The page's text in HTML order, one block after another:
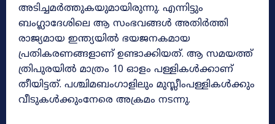
അടിച്ചമർത്തുകയുമായിരുന്നു. എന്നിട്ടും
ബംഗ്ലാദേശിലെ ആ സംഭവങ്ങൾ അതിർത്തി
രാജ്യമായ ഇന്ത്യയിൽ ഭയജനകമായ
പ്രതികരണങ്ങളാണ് ഉണ്ടാക്കിയത്. ആ സമയത്ത്
ത്രിപുരയിൽ മാത്രം 10 ഓളം പള്ളികൾക്കാണ്
തീയിട്ടത്. പശ്ചിമബംഗാളിലും മുസ്ലീംപള്ളികൾക്കും
വീടുകൾക്കുംനേരെ അക്രമം നടന്നു.